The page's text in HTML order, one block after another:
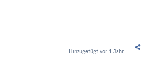
Hinzugefügtvor 1 Jahr